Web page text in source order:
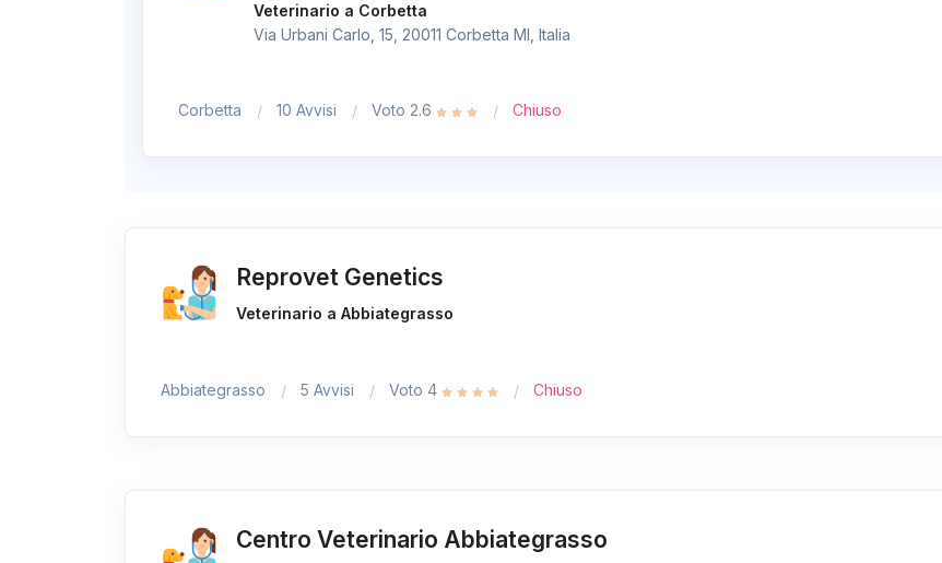
Veterinario a Corbetta
Via Urbani Carlo, 15, 20011 Corbetta MI, Italia
Corbetta 10 Avvisi Voto 2.6 Chiuso
Reprovet Genetics
Veterinario a Abbiategrasso
Abbiategrasso 5 Avvisi Voto 4 Chiuso
Centro Veterinario Abbiategrasso